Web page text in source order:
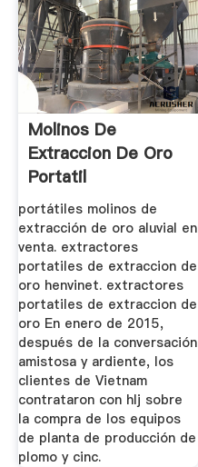
Molinos De
Extraccion De Oro
Portatil
portátiles molinos de
extracción de oro aluvial en
venta. extractores
portatiles de extraccion de
oro henvinet. extractores
portatiles de extraccion de
oro En enero de 2015,
después de la conversación
amistosa y ardiente, los
clientes de Vietnam
contrataron con hlj sobre
la compra de los equipos
de planta de producción de
plomo y cinc.